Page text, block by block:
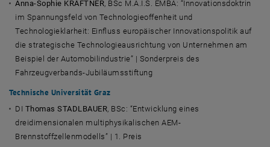
Anna-Sophie KRÄFTNER , BSc M.A.I.S. EMBA: “Innovationsdoktrin
im Spannungsfeld von Technologieoffenheit und
Technologieklarheit: Einfluss europäischer Innovationspolitik auf
die strategische Technologieausrichtung von Unternehmen am
Beispiel der Automobilindustrie” | Sonderpreis des
Fahrzeugverbands-Jubiläumsstiftung
Technische Universität Graz
DI Thomas STADLBAUER , BSc: “Entwicklung eines
dreidimensionalen multiphysikalischen AEM-
Brennstoffzellenmodells” | 1. Preis